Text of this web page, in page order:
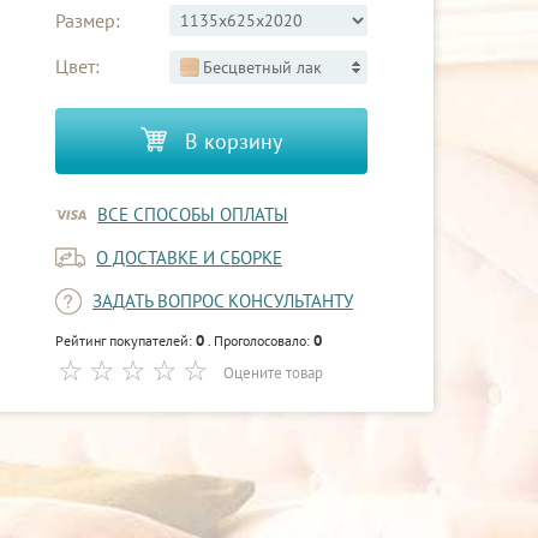
Размер:
Цвет:
Бесцветный лак
В корзину
ВСЕ СПОСОБЫ ОПЛАТЫ
О ДОСТАВКЕ И СБОРКЕ
ЗАДАТЬ ВОПРОС КОНСУЛЬТАНТУ
Рейтинг покупателей: 0 . Проголосовало: 0
Оцените товар